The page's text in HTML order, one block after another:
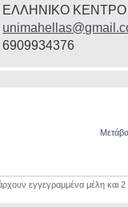
ΕΛΛΗΝΙΚΟ
6909934376
εγγεγραμμένα μέλη και 2